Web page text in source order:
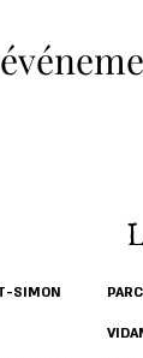
SIMON